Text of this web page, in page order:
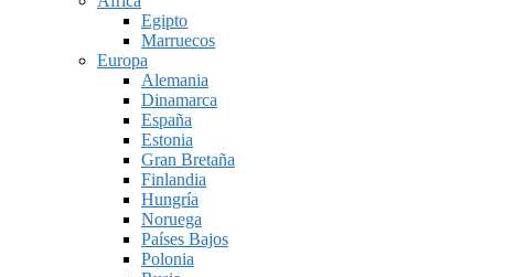
Egipto
Marruecos
Europa
Alemania
Dinamarca
España
Estonia
Gran Bretaña
Finlandia
Hungría
Noruega
Países Bajos
Polonia